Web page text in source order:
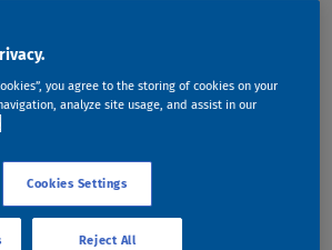
you agree to the storing of cookies on your
analyze site usage, and assist in our
Cookies Settings
Reject All